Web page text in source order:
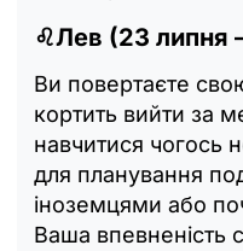
♌Лев (23 липня
Ви повертаєте
кортить вийти за
навчитися чогось
для планування
іноземцями або
Ваша впевненість